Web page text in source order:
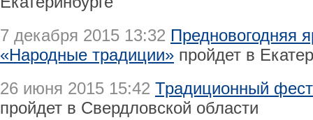
7 декабря 2015 13:32 Предновогодняя
«Народные традиции» пройдет в
26 июня 2015 15:42 Традиционный
пройдет в Свердловской области